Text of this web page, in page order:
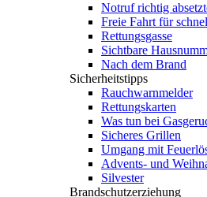
Notruf richtig
Freie Fahrt für
Rettungsgasse
Sichtbare
Nach dem Brand
Sicherheitstipps
Rauchwarnmelder
Rettungskarten
Was tun bei
Sicheres Grillen
Umgang mit
Advents- und
Silvester
Brandschutzerziehung